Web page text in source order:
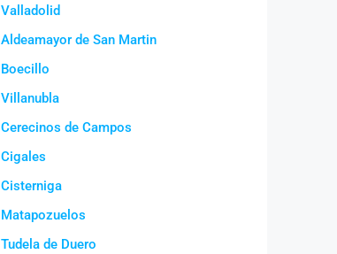
Valladolid
Aldeamayor de San Martin
Boecillo
Villanubla
Cerecinos de Campos
Cigales
Cisterniga
Matapozuelos
Tudela de Duero